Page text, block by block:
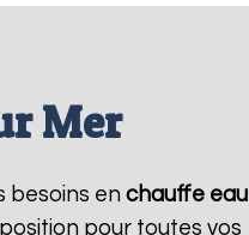
Mer
besoins en chauffe eau
pour toutes vos